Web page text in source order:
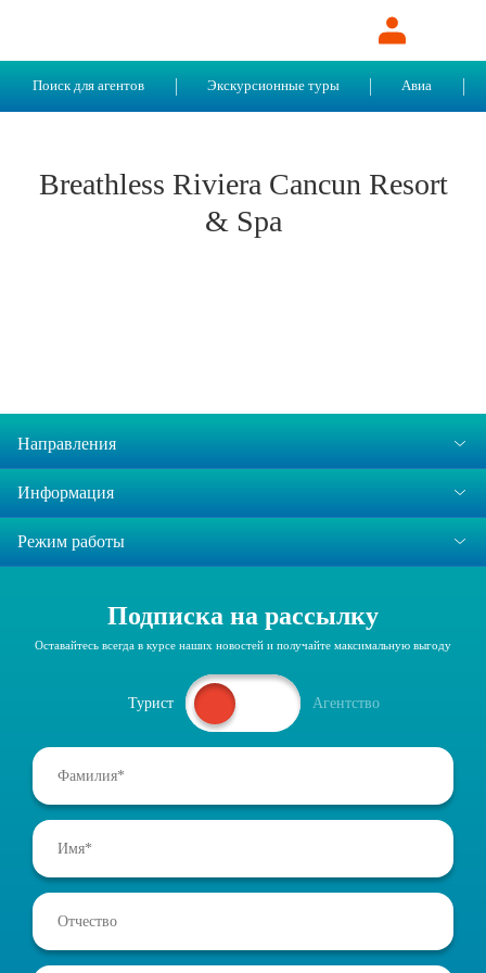
Поиск для агентов Экскурсионные туры Авиа
Breathless Riviera Cancun Resort
& Spa
Направления
Информация
Режим работы
Подписка на рассылку
Оставайтесь всегда в курсе наших новостей и получайте максимальную выгоду
Турист Агентство